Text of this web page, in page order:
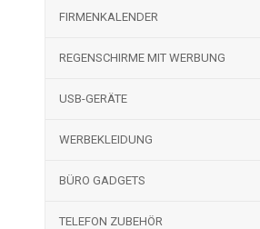
FIRMENKALENDER
REGENSCHIRME MIT WERBUNG
USB-GERÄTE
WERBEKLEIDUNG
BÜRO GADGETS
TELEFON ZUBEHÖR